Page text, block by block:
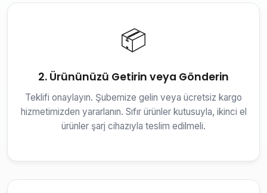
📦
2. Ürününüzü Getirin veya Gönderin
Teklifi onaylayın. Şubemize gelin veya ücretsiz kargo
hizmetimizden yararlanın. Sıfır ürünler kutusuyla, ikinci el
ürünler şarj cihazıyla teslim edilmeli.